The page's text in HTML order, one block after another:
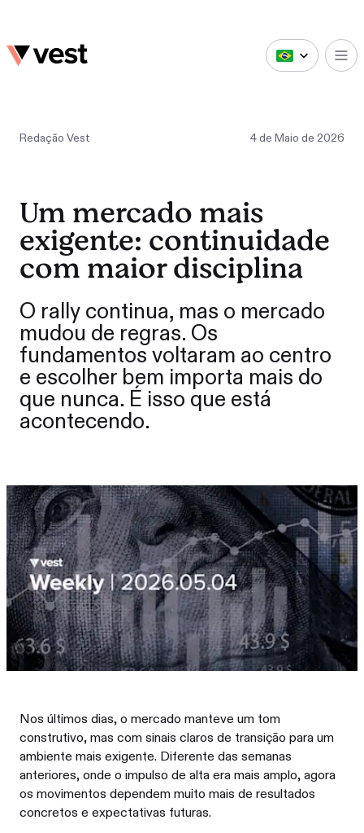
Um mercado mais
exigente: continuidade
com maior disciplina
O rally continua, mas o mercado
mudou de regras. Os
fundamentos voltaram ao centro
e escolher bem importa mais do
que nunca. É isso que está
acontecendo.
Redação Vest 4de Maio de 2026
Nos últimos dias, o mercado manteve um tom
construtivo, mas com sinais claros de transição para um
ambiente mais exigente. Diferente das semanas
anteriores, onde o impulso de alta era mais amplo, agora
os movimentos dependem muito mais de resultados
concretos e expectativas futuras.